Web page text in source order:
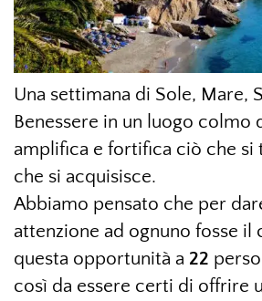
Una settimana di Sole, Mare,
Benessere in un luogo colmo
amplifica e fortifica ciò che si
che si acquisisce.
Abbiamo pensato che per
attenzione ad ognuno fosse il
questa opportunità a 22
così da essere certi di offrire